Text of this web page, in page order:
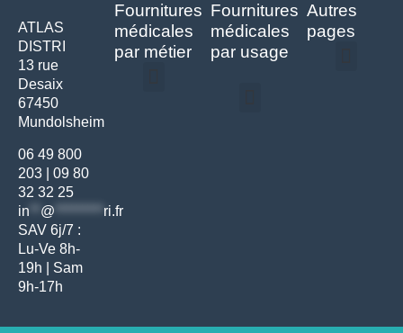
ATLAS
DISTRI
13 rue
Desaix
67450
Mundolsheim
06 49 800
203
09 80
32 32 25
in
@ ********* ri.fr
SAV 6j/7 :
Lu-Ve 8h-
19h | Sam
9h-17h
Fournitures
médicales
par métier
Fournitures
médicales
par usage
Autres
pages